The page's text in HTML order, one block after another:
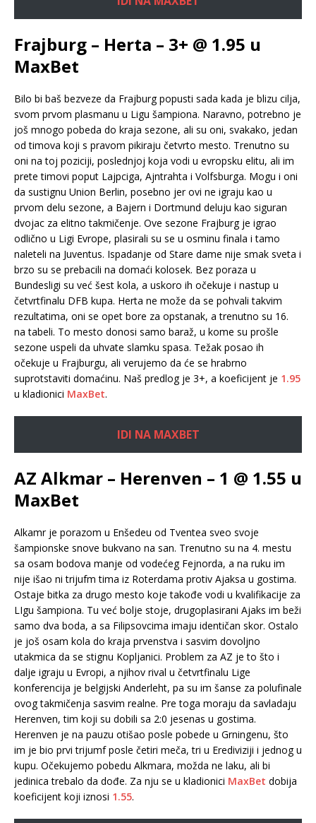
Frajburg – Herta – 3+ @ 1.95 u
MaxBet
Bilo bi baš bezveze da Frajburg popusti sada kada je blizu cilja,
svom prvom plasmanu u Ligu šampiona. Naravno, potrebno je
još mnogo pobeda do kraja sezone, ali su oni, svakako, jedan
od timova koji s pravom pikiraju četvrto mesto. Trenutno su
oni na toj poziciji, poslednjoj koja vodi u evropsku elitu, ali im
prete timovi poput Lajpciga, Ajntrahta i Volfsburga. Mogu i oni
da sustignu Union Berlin, posebno jer ovi ne igraju kao u
prvom delu sezone, a Bajern i Dortmund deluju kao siguran
dvojac za elitno takmičenje. Ove sezone Frajburg je igrao
odlično u Ligi Evrope, plasirali su se u osminu finala i tamo
naleteli na Juventus. Ispadanje od Stare dame nije smak sveta i
brzo su se prebacili na domaći kolosek. Bez poraza u
Bundesligi su već šest kola, a uskoro ih očekuje i nastup u
četvrtfinalu DFB kupa. Herta ne može da se pohvali takvim
rezultatima, oni se opet bore za opstanak, a trenutno su 16.
na tabeli. To mesto donosi samo baraž, u kome su prošle
sezone uspeli da uhvate slamku spasa. Težak posao ih
očekuje u Frajburgu, ali verujemo da će se hrabrno
suprotstaviti domaćinu. Naš predlog je 3+, a koeficijent je 1.95
u kladionici MaxBet.
IDI NA MAXBET
AZ Alkmar – Herenven – 1 @ 1.55 u
MaxBet
Alkamr je porazom u Enšedeu od Tventea sveo svoje
šampionske snove bukvano na san. Trenutno su na 4. mestu
sa osam bodova manje od vodećeg Fejnorda, a na ruku im
nije išao ni trijufm tima iz Roterdama protiv Ajaksa u gostima.
Ostaje bitka za drugo mesto koje takođe vodi u kvalifikacije za
LIgu šampiona. Tu već bolje stoje, drugoplasirani Ajaks im beži
samo dva boda, a sa Filipsovcima imaju identičan skor. Ostalo
je još osam kola do kraja prvenstva i sasvim dovoljno
utakmica da se stignu Kopljanici. Problem za AZ je to što i
dalje igraju u Evropi, a njihov rival u četvrtfinalu Lige
konferencija je belgijski Anderleht, pa su im šanse za polufinale
ovog takmičenja sasvim realne. Pre toga moraju da savladaju
Herenven, tim koji su dobili sa 2:0 jesenas u gostima.
Herenven je na pauzu otišao posle pobede u Grningenu, što
im je bio prvi trijumf posle četiri meča, tri u Erediviziji i jednog u
kupu. Očekujemo pobedu Alkmara, možda ne laku, ali bi
jedinica trebalo da dođe. Za nju se u kladionici MaxBet dobija
koeficijent koji iznosi 1.55.